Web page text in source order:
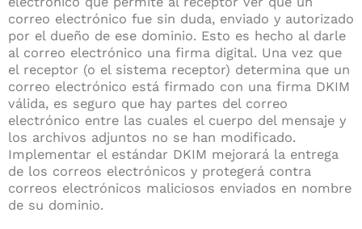
correo electrónico fue sin duda, enviado y autorizado
por el dueño de ese dominio. Esto es hecho al darle
al correo electrónico una firma digital. Una vez que
el receptor (o el sistema receptor) determina que un
correo electrónico está firmado con una firma DKIM
válida, es seguro que hay partes del correo
electrónico entre las cuales el cuerpo del mensaje y
los archivos adjuntos no se han modificado.
Implementar el estándar DKIM mejorará la entrega
de los correos electrónicos y protegerá contra
correos electrónicos maliciosos enviados en nombre
de su dominio.